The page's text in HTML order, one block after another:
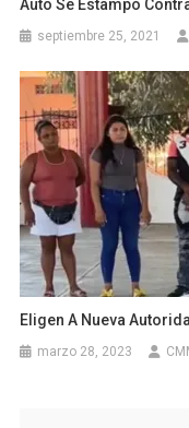
Auto Se Estampó
septiembre 25, 2021
Eligen A Nueva
marzo 28, 2023